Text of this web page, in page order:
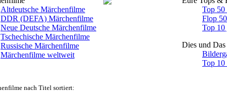
Altdeutsche Märchenfilme
DDR (DEFA) Märchenfilme
Neue Deutsche Märchenfilme
Tschechische Märchenfilme
Russische Märchenfilme
Märchenfilme weltweit
Top 50
Flop
Top 10
Dies und Das
Top
nach Titel sortiert: